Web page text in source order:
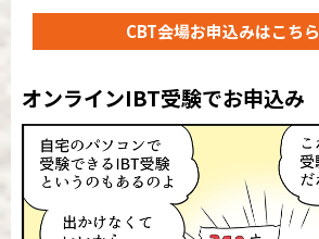
CBT会場お申込みはこちら
オンラインIBT受験でお申込み